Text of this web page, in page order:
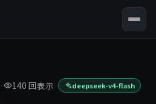
· 140 回表示 · deepseek-v4-flash